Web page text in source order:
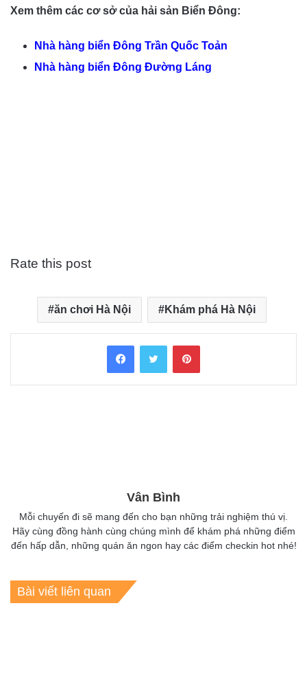
Xem thêm các cơ sở của hải sản Biển Đông:
Nhà hàng biển Đông Trần Quốc Toản
Nhà hàng biển Đông Đường Láng
Rate this post
ăn chơi Hà Nội Khám phá Hà Nội
FacebookTwitter Pinterest
Vân Bình
Mỗi chuyến đi sẽ mang đến cho bạn những trải nghiệm thú vị.
Hãy cùng đồng hành cùng chúng mình để khám phá những điểm
đến hấp dẫn, những quán ăn ngon hay các điểm checkin hot nhé!
Bài viết liên quan